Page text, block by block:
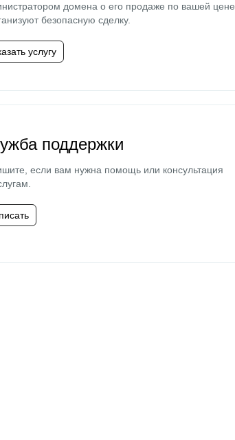
домена о его продаже по вашей цене
безопасную сделку.
услугу
поддержки
если вам нужна помощь или консультация